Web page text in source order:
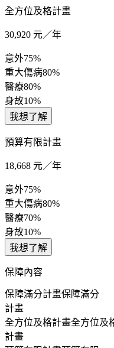
全方位及格計畫
30,920 元／年
意外75%
重大傷病80%
醫療80%
身故10%
我想了解
預算有限計畫
18,668 元／年
意外75%
重大傷病80%
醫療70%
身故10%
我想了解
保障內容
保障滿分計畫保障滿分
計畫
全方位及格計畫全方位及
計畫